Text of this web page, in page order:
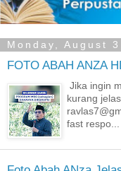
Monday, August
FOTO ABAH ANZA
Jika ingin
kurang
fast respo...